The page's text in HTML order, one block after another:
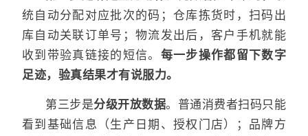
统自动分配对应批次的码；仓库拣货时，扫码出
库自动关联订单号；物流发出后，客户手机就能
收到带验真链接的短信。 每一步操作都留下数字
足迹，验真结果才有说服力。
第三步是分级开放数据。普通消费者扫码只能
看到基础信息（生产日期、授权门店）；品牌方